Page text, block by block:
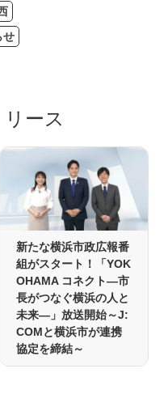
せ
ース
新たな横浜市政広報番
組がスタート！「YOK
OHAMA コネクト―市
長がつなぐ横浜の人と
未来―」放送開始～J:
COMと横浜市が連携
協定を締結～